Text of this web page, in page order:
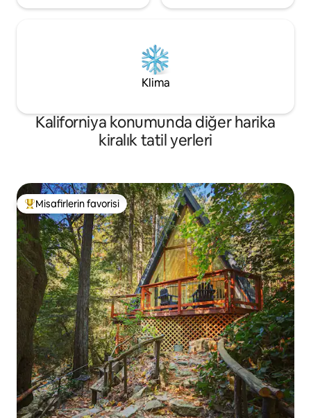
Klima
Kaliforniya konumunda diğer harika
kiralık tatil yerleri
Misafirlerin favorilerinden en beğenilenler arasında
Misafirlerin favorisi